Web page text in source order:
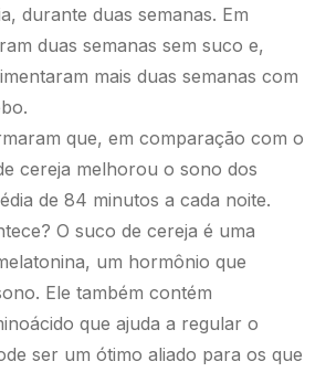
durante duas semanas. Em
duas semanas sem suco e,
mais duas semanas com
que, em comparação com o
cereja melhorou o sono dos
de 84 minutos a cada noite.
O suco de cereja é uma
um hormônio que
Ele também contém
que ajuda a regular o
ser um ótimo aliado para os que